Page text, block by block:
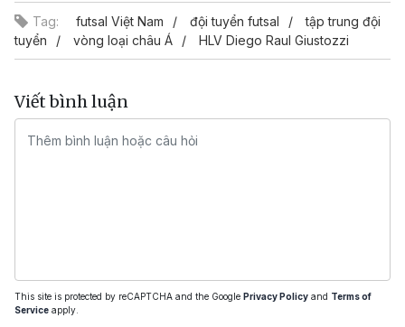
Tag: futsal Việt Nam đội tuyển futsal
tập trung đội
tuyển
vòng loại châu Á HLV Diego Raul Giustozzi
Viết bình luận
This site is protected by reCAPTCHA and the Google Privacy Policy and Terms of
Service apply.